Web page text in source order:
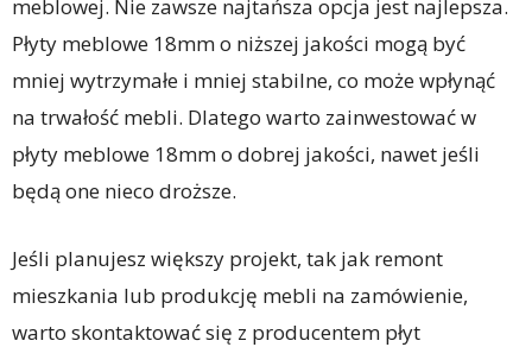
meblowej. Nie zawsze najtańsza opcja jest najlepsza.
Płyty meblowe 18mm o niższej jakości mogą być
mniej wytrzymałe i mniej stabilne, co może wpłynąć
na trwałość mebli. Dlatego warto zainwestować w
płyty meblowe 18mm o dobrej jakości, nawet jeśli
będą one nieco droższe.
Jeśli planujesz większy projekt, tak jak remont
mieszkania lub produkcję mebli na zamówienie,
warto skontaktować się z producentem płyt